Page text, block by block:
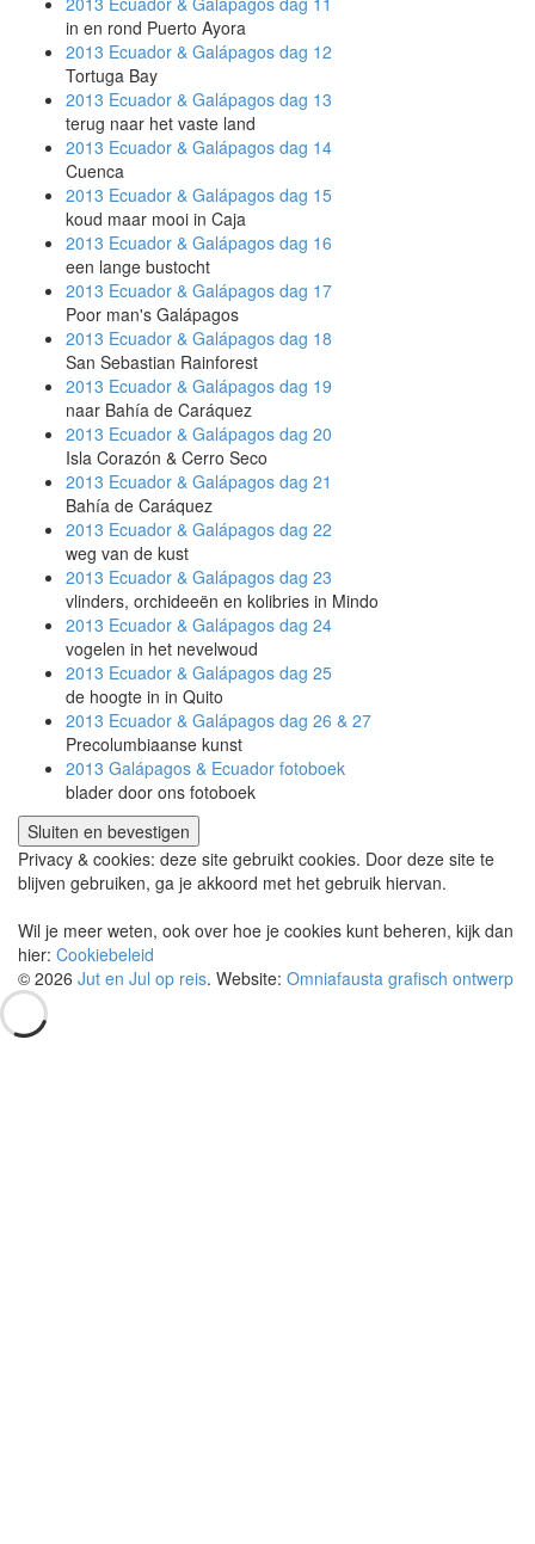
in en rond Puerto Ayora
2013 Ecuador & Galápagos dag 12
Tortuga Bay
2013 Ecuador & Galápagos dag 13
terug naar het vaste land
2013 Ecuador & Galápagos dag 14
Cuenca
2013 Ecuador & Galápagos dag 15
koud maar mooi in Caja
2013 Ecuador & Galápagos dag 16
een lange bustocht
2013 Ecuador & Galápagos dag 17
Poor man's Galápagos
2013 Ecuador & Galápagos dag 18
San Sebastian Rainforest
2013 Ecuador & Galápagos dag 19
naar Bahía de Caráquez
2013 Ecuador & Galápagos dag 20
Isla Corazón & Cerro Seco
2013 Ecuador & Galápagos dag 21
Bahía de Caráquez
2013 Ecuador & Galápagos dag 22
weg van de kust
2013 Ecuador & Galápagos dag 23
vlinders, orchideeën en kolibries in Mindo
2013 Ecuador & Galápagos dag 24
vogelen in het nevelwoud
2013 Ecuador & Galápagos dag 25
de hoogte in in Quito
2013 Ecuador & Galápagos dag 26 & 27
Precolumbiaanse kunst
2013 Galápagos & Ecuador fotoboek
blader door ons fotoboek
Privacy & cookies: deze site gebruikt cookies. Door deze site te
blijven gebruiken, ga je akkoord met het gebruik hiervan.
Wil je meer weten, ook over hoe je cookies kunt beheren, kijk dan
hier: Cookiebeleid
© 2026 Jut en Jul op reis. Website: Omniafausta grafisch ontwerp